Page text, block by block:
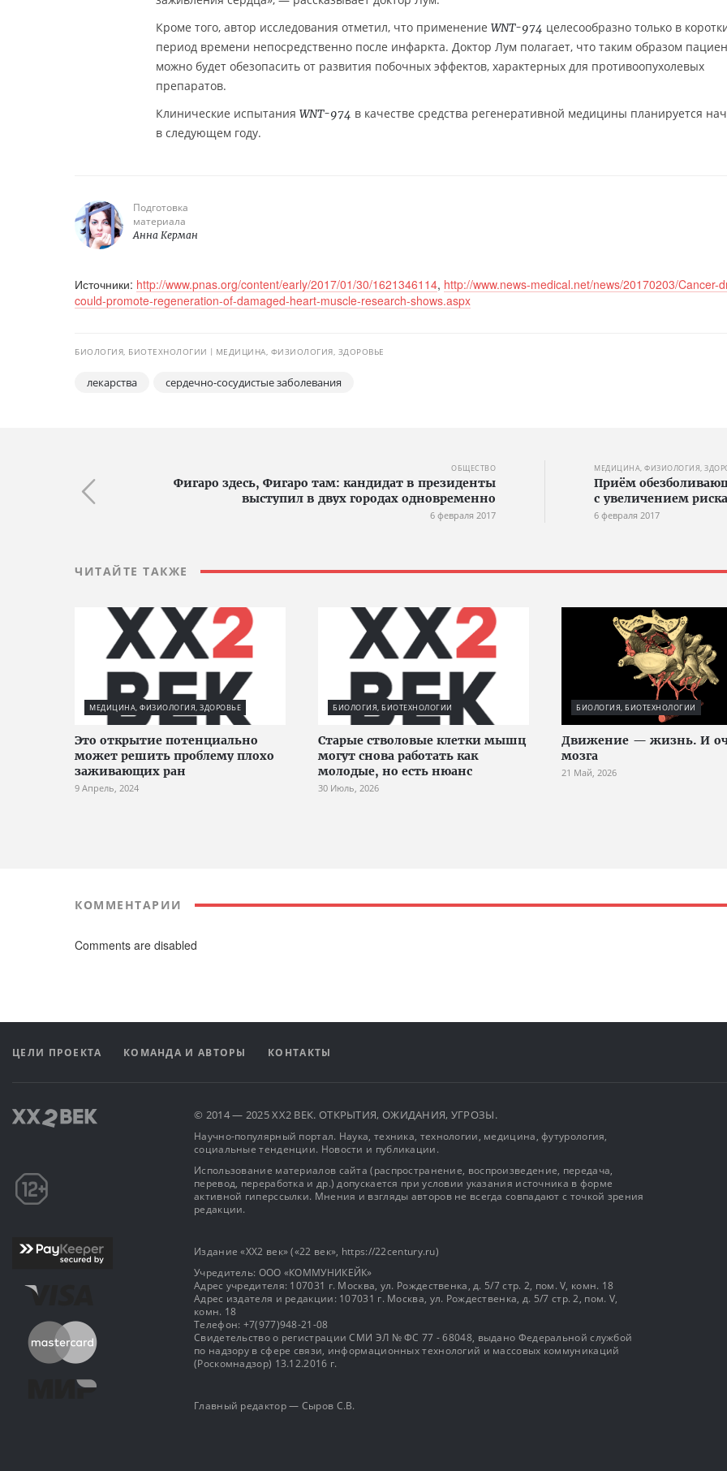
Кроме того, автор исследования отметил, что применение WNT-974 целесообразно только в
период времени непосредственно после инфаркта. Доктор Лум полагает, что таким образом
можно будет обезопасить от развития побочных эффектов, характерных для противоопухолевых
препаратов.
Клинические испытания WNT-974 в качестве средства регенеративной медицины планируется
в следующем году.
Подготовка
материала
Анна Керман
Источники: http://www.pnas.org/content/early/2017/01/30/1621346114, http://www.news-medical.net/news/20170203/Cancer-
could-promote-regeneration-of-damaged-heart-muscle-research-shows.aspx
БИОЛОГИЯ, БИОТЕХНОЛОГИИ МЕДИЦИНА, ФИЗИОЛОГИЯ, ЗДОРОВЬЕ
лекарства сердечно-сосудистые заболевания
ОБЩЕСТВО
Фигаро здесь, Фигаро там: кандидат в президенты
выступил в двух городах одновременно
6 февраля 2017
МЕДИЦИНА, ФИЗИОЛОГИЯ,
Приём
с увеличением
6 февраля 2017
ЧИТАЙТЕ ТАКЖЕ
МЕДИЦИНА, ФИЗИОЛОГИЯ, ЗДОРОВЬЕ
Это открытие потенциально
может решить проблему плохо
заживающих ран
9 Апрель, 2024
БИОЛОГИЯ, БИОТЕХНОЛОГИИ
Старые стволовые клетки мышц
могут снова работать как
молодые, но есть нюанс
30 Июль, 2026
БИОЛОГИЯ, БИОТЕХНОЛОГИИ
Движение — жизнь. И
мозга
21 Май, 2026
КОММЕНТАРИИ
Comments are disabled
ЦЕЛИ ПРОЕКТА КОМАНДА И АВТОРЫ КОНТАКТЫ
© 2014 — 2025 XX2 ВЕК. ОТКРЫТИЯ, ОЖИДАНИЯ, УГРОЗЫ.
Научно-популярный портал. Наука, техника, технологии, медицина, футурология,
социальные тенденции. Новости и публикации.
Использование материалов сайта (распространение, воспроизведение, передача,
перевод, переработка и др.) допускается при условии указания источника в форме
активной гиперссылки. Мнения и взгляды авторов не всегда совпадают с точкой зрения
редакции.
Издание «XX2 век» («22 век», https://22century.ru)
Учредитель: OOO «КОММУНИКЕЙК»
Адрес учредителя: 107031 г. Москва, ул. Рождественка, д. 5/7 стр. 2, пом. V, комн. 18
Адрес издателя и редакции: 107031 г. Москва, ул. Рождественка, д. 5/7 стр. 2, пом. V,
комн. 18
Телефон: +7(977)948-21-08
Свидетельство о регистрации СМИ ЭЛ № ФС 77 - 68048, выдано Федеральной службой
по надзору в сфере связи, информационных технологий и массовых коммуникаций
(Роскомнадзор) 13.12.2016 г.
Главный редактор — Сыров С.В.